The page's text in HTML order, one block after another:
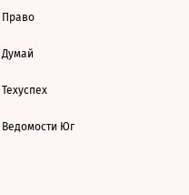
Право
Думай
Техуспех
Ведомости Юг